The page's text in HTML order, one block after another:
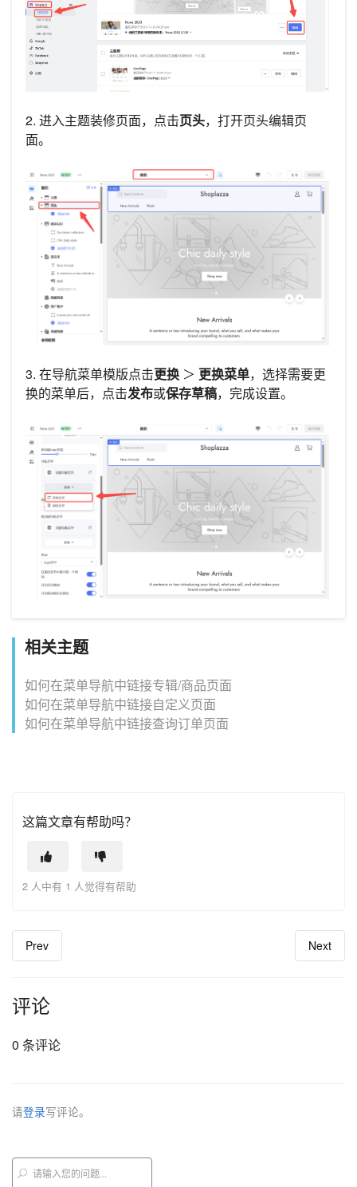
2. 进入主题装修页面，点击页头，打开页头编辑页
面。
3. 在导航菜单模版点击更换 ＞ 更换菜单，选择需要更
换的菜单后，点击发布或保存草稿，完成设置。
相关主题
如何在菜单导航中链接专辑/商品页面
如何在菜单导航中链接自定义页面
如何在菜单导航中链接查询订单页面
这篇文章有帮助吗？
2 人中有 1 人觉得有帮助
Prev Next
评论
0 条评论
请登录写评论。